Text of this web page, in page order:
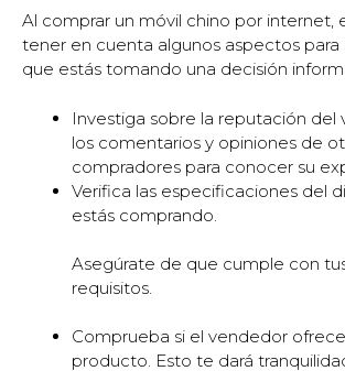
Al comprar un móvil chino por internet,
tener en cuenta algunos aspectos para
que estás tomando una decisión
Investiga sobre la reputación del
los comentarios y opiniones de
compradores para conocer su
Verifica las especificaciones del
estás comprando.
Asegúrate de que cumple con
requisitos.
Comprueba si el vendedor
producto. Esto te dará